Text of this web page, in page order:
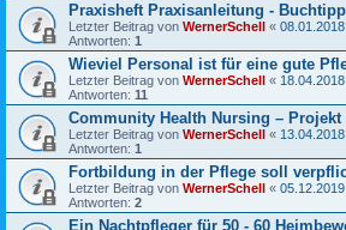
Praxisheft Praxisanleitung - Buchtipp
Letzter Beitrag von WernerSchell «
Antworten: 1
Wieviel Personal ist für eine gute
Letzter Beitrag von WernerSchell «
Antworten: 11
Community Health Nursing – Projekt
Letzter Beitrag von WernerSchell «
Antworten: 1
Fortbildung in der Pflege soll
Letzter Beitrag von WernerSchell «
Antworten: 2
Ein Nachtpfleger für 50 - 60